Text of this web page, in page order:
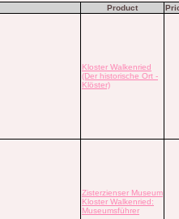
Product
Kloster Walkenried
(Der historische Ort -
Klöster)
Zisterzienser Museum
Kloster Walkenried:
Museumsführer